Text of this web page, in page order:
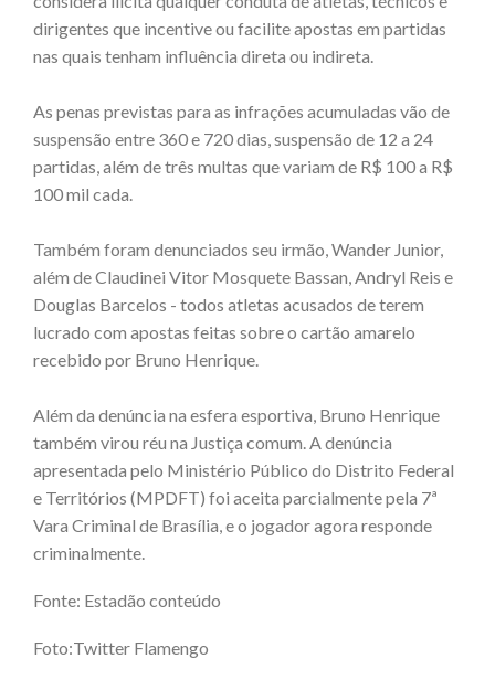
dirigentes que incentive ou facilite apostas em partidas
nas quais tenham influência direta ou indireta.
As penas previstas para as infrações acumuladas vão de
suspensão entre 360 e 720 dias, suspensão de 12 a 24
partidas, além de três multas que variam de R$ 100 a R$
100 mil cada.
Também foram denunciados seu irmão, Wander Junior,
além de Claudinei Vitor Mosquete Bassan, Andryl Reis e
Douglas Barcelos - todos atletas acusados de terem
lucrado com apostas feitas sobre o cartão amarelo
recebido por Bruno Henrique.
Além da denúncia na esfera esportiva, Bruno Henrique
também virou réu na Justiça comum. A denúncia
apresentada pelo Ministério Público do Distrito Federal
e Territórios (MPDFT) foi aceita parcialmente pela 7ª
Vara Criminal de Brasília, e o jogador agora responde
criminalmente.
Fonte: Estadão conteúdo
Foto:Twitter Flamengo